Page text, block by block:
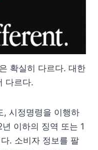
확실히 다르다. 대한
다르다.
, 시정명령을 이행하
이하의 징역 또는 1
. 소비자 정보를 팔